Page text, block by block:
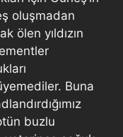
oluşmadan
ölen yıldızın
Buna
buzlu